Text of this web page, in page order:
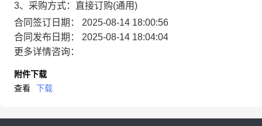
3、采购方式：直接订购(通用)
合同签订日期： 2025-08-14 18:00:56
合同发布日期： 2025-08-14 18:04:04
更多详情咨询：
附件下载
查看
下载